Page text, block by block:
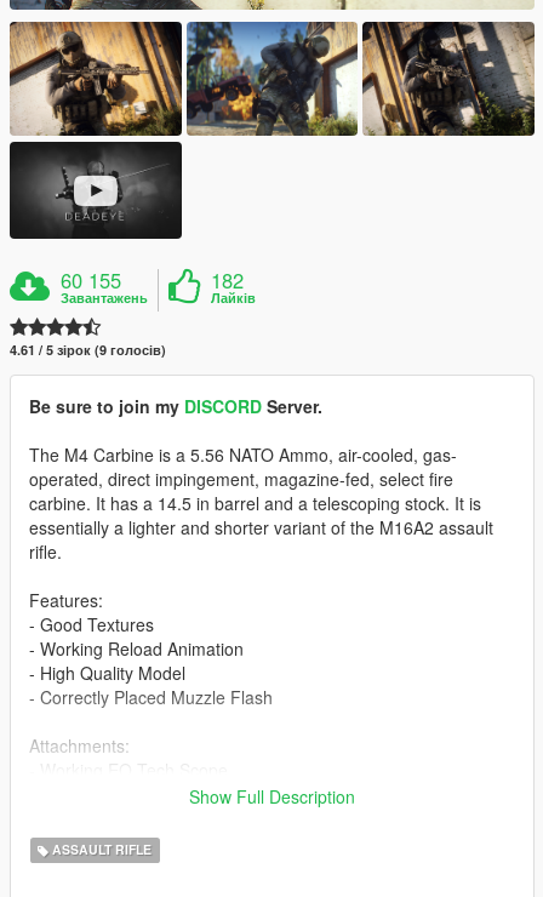
60 155
Завантажень
182
Лайків
4.61 / 5 зірок (9 голосів)
Be sure to join my DISCORD Server.
The M4 Carbine is a 5.56 NATO Ammo, air-cooled, gas-
operated, direct impingement, magazine-fed, select fire
carbine. It has a 14.5 in barrel and a telescoping stock. It is
essentially a lighter and shorter variant of the M16A2 assault
rifle.
Features:
- Good Textures
- Working Reload Animation
- High Quality Model
- Correctly Placed Muzzle Flash
Attachments:
- Navigate with OpenIV to this location
- mods > update > x64 > dlcpacks > patchday8ng > dlc.rpf >
Show Full Description
ASSAULT RIFLE